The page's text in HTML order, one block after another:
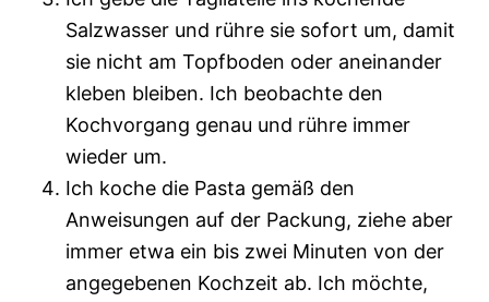
Salzwasser und rühre sie sofort um, damit
sie nicht am Topfboden oder aneinander
kleben bleiben. Ich beobachte den
Kochvorgang genau und rühre immer
wieder um.
Ich koche die Pasta gemäß den
Anweisungen auf der Packung, ziehe aber
immer etwa ein bis zwei Minuten von der
angegebenen Kochzeit ab. Ich möchte,